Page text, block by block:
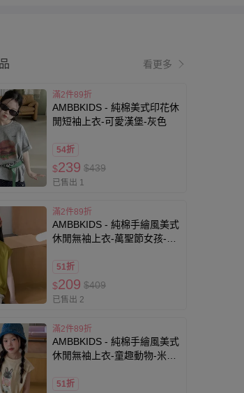
看更多
滿2件89折
AMBBKIDS - 純棉美式印花休
閒短袖上衣-可愛漢堡-灰色
54折
$239 $439
已售出 1
滿2件89折
AMBBKIDS - 純棉手繪風美式
休閒無袖上衣-萬聖節女孩-黃
51折
$209 $409
已售出 2
滿2件89折
AMBBKIDS - 純棉手繪風美式
休閒無袖上衣-童趣動物-米黃
51折